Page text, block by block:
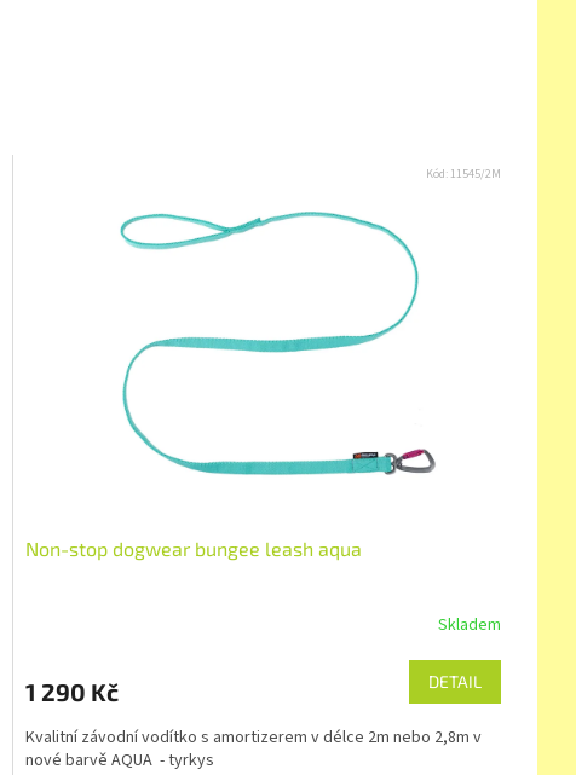
Non-stop dogwear bungee leash aqua
Skladem
1 290 Kč DETAIL
Kvalitní závodní vodítko s amortizerem v délce 2m nebo 2,8m v
nové barvě AQUA - tyrkys
Kód: 11545/2M